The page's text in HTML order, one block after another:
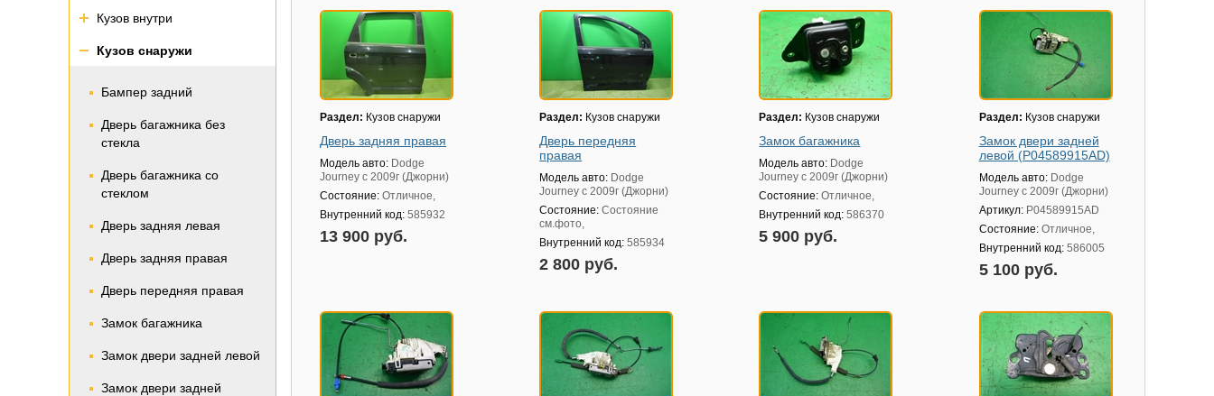
Кузов внутри
Кузов снаружи
Бампер задний
Дверь багажника без
стекла
Дверь багажника со
стеклом
Дверь задняя левая
Дверь задняя правая
Дверь передняя правая
Замок багажника
Замок двери задней левой
Замок двери задней
Раздел: Кузов снаружи
Дверь задняя правая
Модель авто: Dodge
Journey с 2009г (Джорни)
Состояние: Отличное,
Внутренний код: 585932
13 900 руб.
Раздел: Кузов снаружи
Дверь передняя
правая
Модель авто: Dodge
Journey с 2009г (Джорни)
Состояние:Состояние
см.фото,
Внутренний код:585934
2 800 руб.
Раздел: Кузов снаружи
Замок багажника
Модель авто: Dodge
Journey с 2009г (Джорни)
Состояние:Отличное,
Внутренний код:586370
5 900 руб.
Раздел: Кузов снаружи
Замок двери задней
левой (P04589915AD)
Модель авто: Dodge
Journey с 2009г (Джорни)
Артикул: P04589915AD
Состояние: Отличное,
Внутренний код: 586005
5 100 руб.